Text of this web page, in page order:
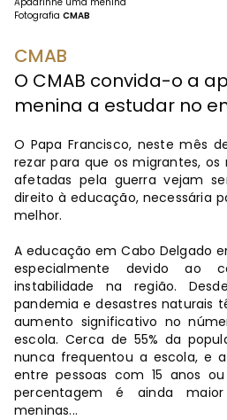
Fotografia CMAB
CMAB
O CMAB convida-o a
menina a estudar no
O Papa Francisco, neste mês
rezar para que os migrantes, os
afetadas pela guerra vejam
direito à educação, necessária
melhor.
A educação em Cabo Delgado
especialmente devido ao
instabilidade na região.
pandemia e desastres naturais
aumento significativo no
escola. Cerca de 55% da
nunca frequentou a escola, e
entre pessoas com 15 anos
percentagem é ainda
meninas...